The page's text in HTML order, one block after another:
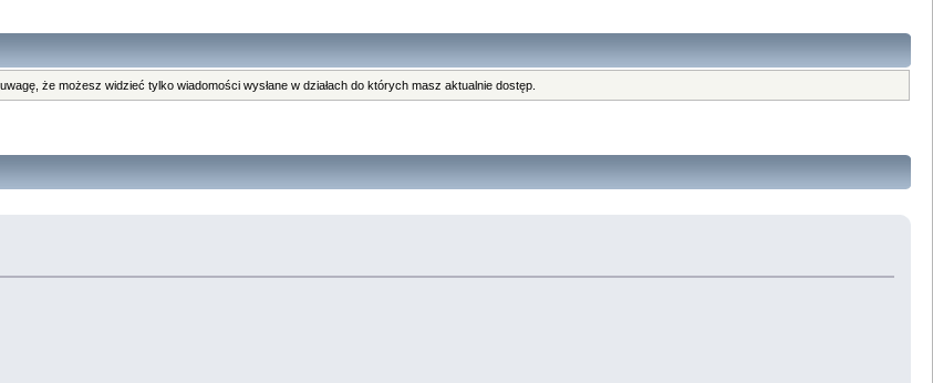
że możesz widzieć tylko wiadomości wysłane w działach do których masz aktualnie dostęp.